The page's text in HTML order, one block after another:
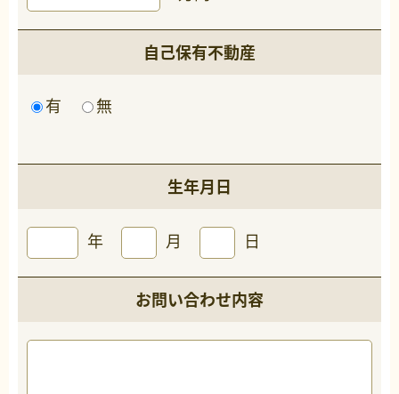
自己保有不動産
有 無
生年月日
年 月 日
お問い合わせ内容